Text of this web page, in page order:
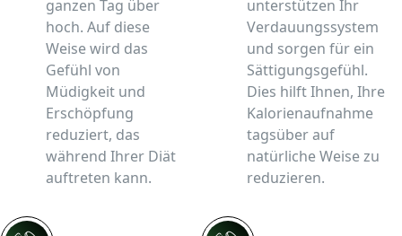
ganzen Tag über
hoch. Auf diese
Weise wird das
Gefühl von
Müdigkeit und
Erschöpfung
reduziert, das
während Ihrer Diät
auftreten kann.
unterstützen Ihr
Verdauungssystem
und sorgen für ein
Sättigungsgefühl.
Dies hilft Ihnen, Ihre
Kalorienaufnahme
tagsüber auf
natürliche Weise zu
reduzieren.